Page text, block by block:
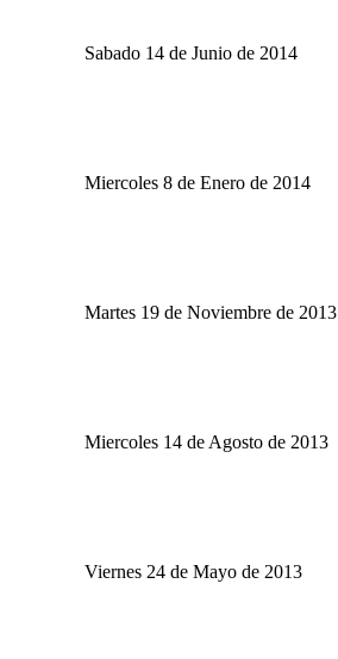
Sabado 14 de Junio de 2014
Miercoles 8 de Enero de 2014
Martes 19 de Noviembre de 2013
Miercoles 14 de Agosto de 2013
Viernes 24 de Mayo de 2013